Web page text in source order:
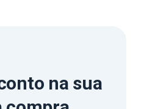
na sua